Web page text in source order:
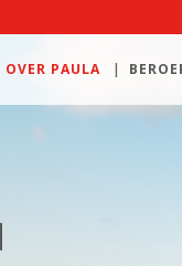
OVER PAULA